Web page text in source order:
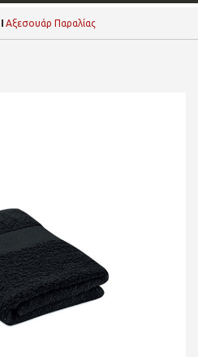
Αξεσουάρ Παραλίας